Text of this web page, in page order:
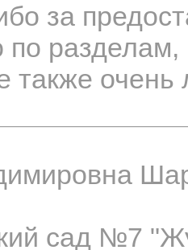
за
разделам,
также
сад №7